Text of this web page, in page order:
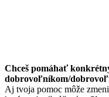
Chceš pomáhať
dobrovoľníkom/
Aj tvoja pomoc môže